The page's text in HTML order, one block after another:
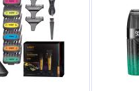
Плойка пять волн VGR V-528,
80-230°C, керамічне